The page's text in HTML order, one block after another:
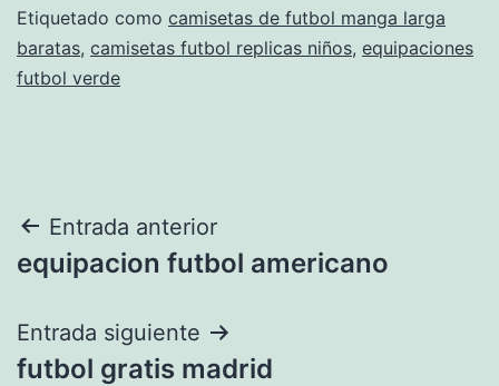
Etiquetado como camisetas de futbol manga larga
baratas, camisetas futbol replicas niños, equipaciones
futbol verde
Navegación
de
entradas
Entrada anterior
equipacion futbol americano
Entrada siguiente
futbol gratis madrid